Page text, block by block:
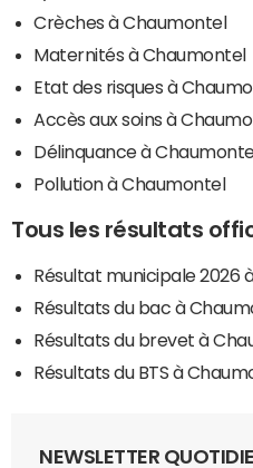
Crèches à Chaumontel
Maternités à Chaumontel
Etat des risques à
Accès aux soins à
Délinquance à
Pollution à Chaumontel
Tous les résultats
Résultat municipale 2026
Résultats du bac à
Résultats du brevet à
Résultats du BTS à
NEWSLETTER